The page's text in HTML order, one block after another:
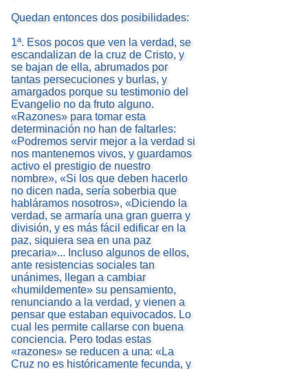
Quedan entonces dos posibilidades:
1ª. Esos pocos que ven la verdad, se
escandalizan de la cruz de Cristo, y
se bajan de ella, abrumados por
tantas persecuciones y burlas, y
amargados porque su testimonio del
Evangelio no da fruto alguno.
«Razones» para tomar esta
determinación no han de faltarles:
«Podremos servir mejor a la verdad si
nos mantenemos vivos, y guardamos
activo el prestigio de nuestro
nombre», «Si los que deben hacerlo
no dicen nada, sería soberbia que
habláramos nosotros», «Diciendo la
verdad, se armaría una gran guerra y
división, y es más fácil edificar en la
paz, siquiera sea en una paz
precaria»... Incluso algunos de ellos,
ante resistencias sociales tan
unánimes, llegan a cambiar
«humildemente» su pensamiento,
renunciando a la verdad, y vienen a
pensar que estaban equivocados. Lo
cual les permite callarse con buena
conciencia. Pero todas estas
«razones» se reducen a una: «La
Cruz no es históricamente fecunda, y